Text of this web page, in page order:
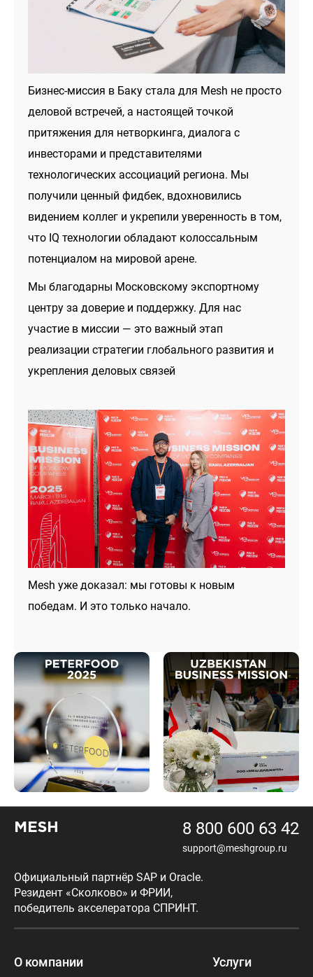
Бизнес-миссия в Баку стала для Mesh не просто
деловой встречей, а настоящей точкой
притяжения для нетворкинга, диалога с
инвесторами и представителями
технологических ассоциаций региона. Мы
получили ценный фидбек, вдохновились
видением коллег и укрепили уверенность в том,
что IQ технологии обладают колоссальным
потенциалом на мировой арене.
Мы благодарны Московскому экспортному
центру за доверие и поддержку. Для нас
участие в миссии — это важный этап
реализации стратегии глобального развития и
укрепления деловых связей
Mesh уже доказал: мы готовы к новым
победам. И это только начало.
MESH 8 800 600 63 42
support@meshgroup.ru
Официальный партнёр SAP и Oracle.
Резидент «Сколково» и ФРИИ,
победитель акселератора СПРИНТ.
О компании Услуги